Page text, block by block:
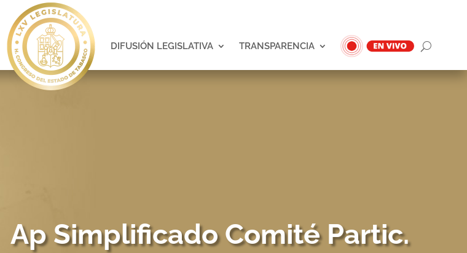
DIFUSIÓN LEGISLATIVA TRANSPARENCIA
Ap Simplificado Comité Partic.